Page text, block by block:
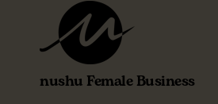
nushu Female Business